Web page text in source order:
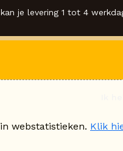
je levering 1 tot 4
webstatistieken. Klik